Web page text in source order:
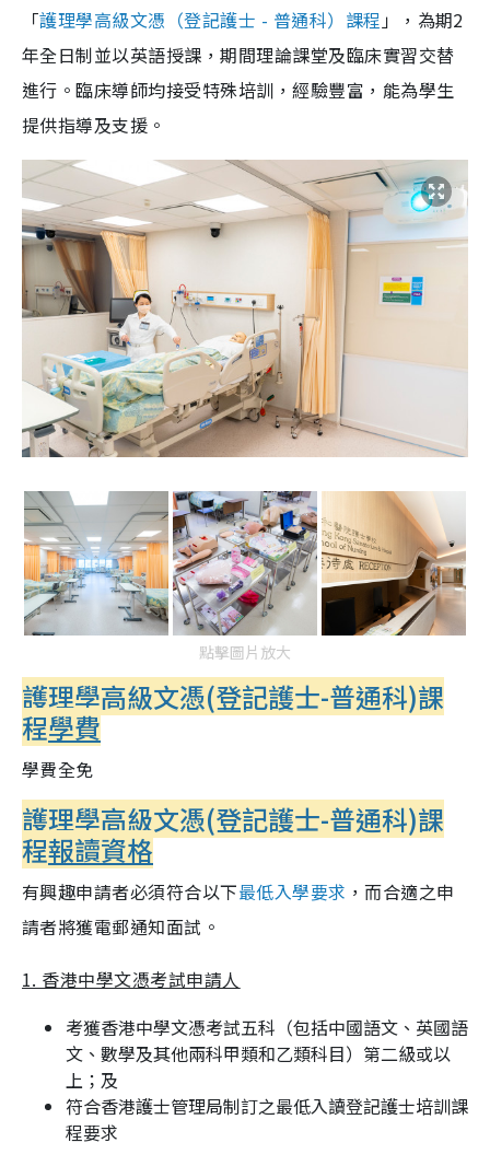
「護理學高級文憑（登記護士 - 普通科）課程」，為期2
年全日制並以英語授課，期間理論課堂及臨床實習交替
進行。臨床導師均接受特殊培訓，經驗豐富，能為學生
提供指導及支援。
點擊圖片放大
護理學高級文憑(登記護士-普通科)課
程學費
學費全免
護理學高級文憑(登記護士-普通科)課
程報讀資格
有興趣申請者必須符合以下最低入學要求 ，而合適之申
請者將獲電郵通知面試。
1. 香港中學文憑考試申請人
考獲香港中學文憑考試五科（包括中國語文、英國語
文、數學及其他兩科甲類和乙類科目）第二級或以
上；及
符合香港護士管理局制訂之最低入讀登記護士培訓課
程要求